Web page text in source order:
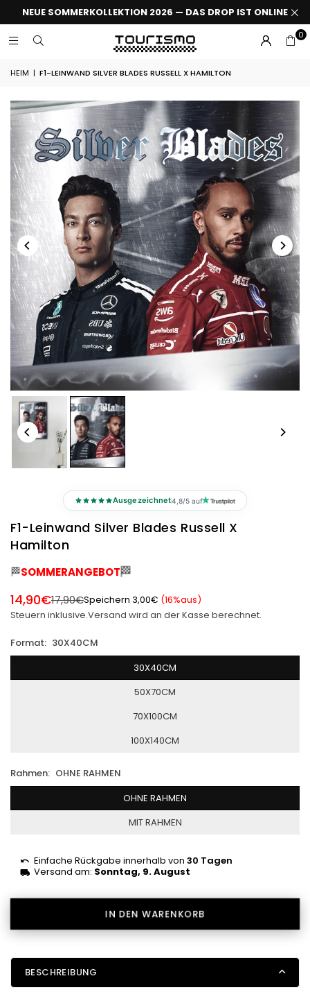
NEUE SOMMERKOLLEKTION 2026 — DAS DROP IST ONLINE
0
HEIM | F1-LEINWAND SILVER BLADES RUSSELL X HAMILTON
Ausgezeichnet4,8/5 auf
F1-Leinwand Silver Blades Russell X
Hamilton
🏁SOMMERANGEBOT🏁
Normaler
Preis
14,90€17,90€Speichern 3,00€ (16%aus)
Steuern inklusive.Versand wird an der Kasse berechnet.
Format: 30X40CM
30X40CM
50X70CM
70X100CM
100X140CM
Rahmen: OHNE RAHMEN
OHNE RAHMEN
MIT RAHMEN
Einfache Rückgabe innerhalb von 30 Tagen
Versand am: Sonntag, 9. August
IN DEN WARENKORB
BESCHREIBUNG